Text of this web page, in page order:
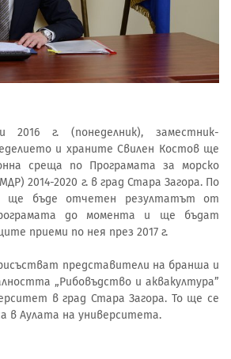
2016 г. (понеделник), заместник-
и храните Свилен Костов ще
среща по Програмата за морско
2014-2020 г. в град Стара Загора. По
ще бъде отчетен резултатът от
до момента и ще бъдат
приеми по нея през 2017 г.
представители на бранша и
„Рибовъдство и аквакултура”
в град Стара Загора. То ще се
в Аулата на университета.